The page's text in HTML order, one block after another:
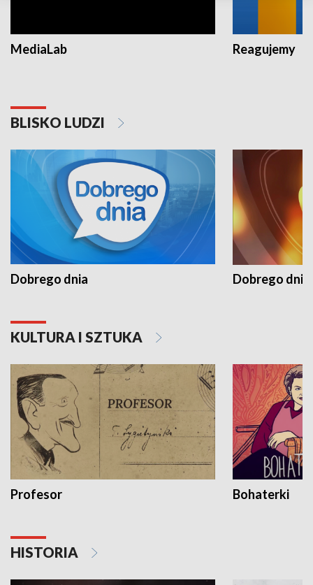
MediaLab Reagujemy
BLISKO LUDZI
Dobrego dnia Dobrego dnia
KULTURA I SZTUKA
Profesor Bohaterki
HISTORIA